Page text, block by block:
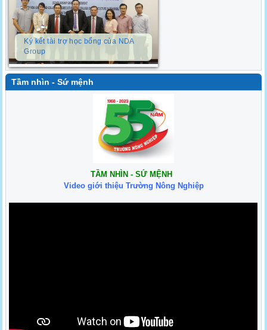
Ký kết tài trợ học bổng của NDA
Group
Tầm nhìn - Sứ mệnh
TẦM NHÌN - SỨ MỆNH
Video giới thiệu Trường Nông Nghiệp